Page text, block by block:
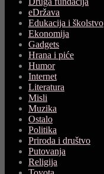
eDržava
Edukacija i školstvo
Ekonomija
Gadgets
Hrana i piće
Humor
Internet
Literatura
Misli
Muzika
Ostalo
Politika
Priroda i društvo
Putovanja
Religija